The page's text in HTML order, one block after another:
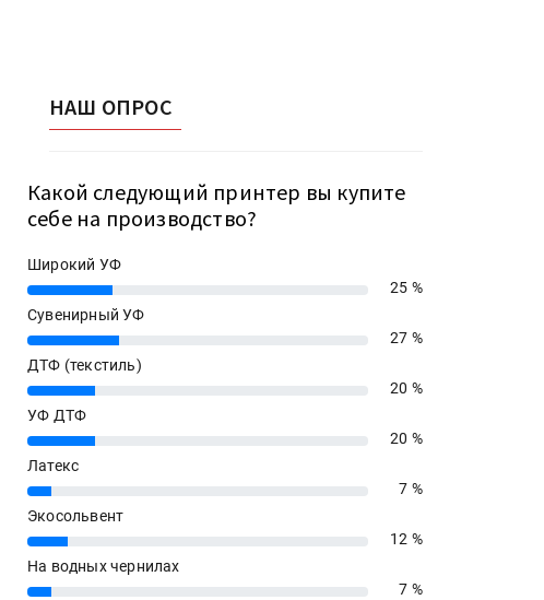
НАШ ОПРОС
Какой следующий принтер вы купите
себе на производство?
Широкий УФ
25%
25 %
Сувенирный УФ
27%
27 %
ДТФ (текстиль)
20%
20 %
УФ ДТФ
20%
20 %
Латекс
7%
7 %
Экосольвент
12%
12 %
На водных чернилах
7%
7 %